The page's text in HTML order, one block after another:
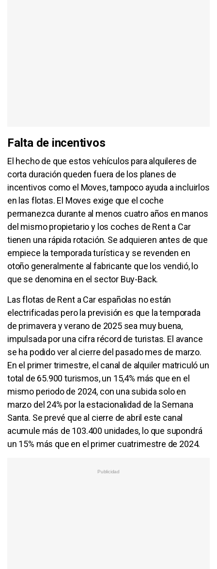
Falta de incentivos
El hecho de que estos vehículos para alquileres de
corta duración queden fuera de los planes de
incentivos como el Moves, tampoco ayuda a incluirlos
en las flotas. El Moves exige que el coche
permanezca durante al menos cuatro años en manos
del mismo propietario y los coches de Rent a Car
tienen una rápida rotación. Se adquieren antes de que
empiece la temporada turística y se revenden en
otoño generalmente al fabricante que los vendió, lo
que se denomina en el sector Buy-Back.
Las flotas de Rent a Car españolas no están
electrificadas pero la previsión es que la temporada
de primavera y verano de 2025 sea muy buena,
impulsada por una cifra récord de turistas. El avance
se ha podido ver al cierre del pasado mes de marzo.
En el primer trimestre, el canal de alquiler matriculó un
total de 65.900 turismos, un 15,4% más que en el
mismo periodo de 2024, con una subida solo en
marzo del 24% por la estacionalidad de la Semana
Santa. Se prevé que al cierre de abril este canal
acumule más de 103.400 unidades, lo que supondrá
un 15% más que en el primer cuatrimestre de 2024.